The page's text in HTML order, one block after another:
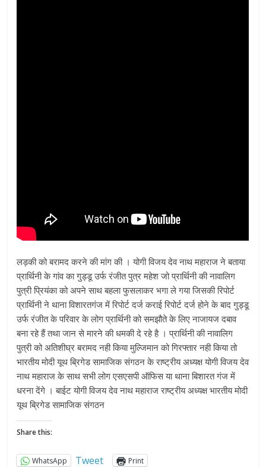
लड़की को बरामद करने की मांग की । योगी विजय देव नाथ महाराज ने बताया
प्रार्थिनी के गांव का गुड्डू उर्फ रंजीत पुत्र महेश जो प्रार्थिनी की नावालिग
पुत्री प्रियंका को अपने साथ बहला फुसलाकर भगा ले गया जिसकी रिपोर्ट
प्रार्थिनी ने थाना विशारतगंज में रिपोर्ट दर्ज कराई रिपोर्ट दर्ज होने के बाद गुड्डू
उर्फ रंजीत के परिवार के लोग प्रार्थिनी को समझौते के लिए नाजायज दबाव
बना रहे हैं तथा जान से मारने की धमकी दे रहे है । प्रार्थिनी की नावालिग
पुत्री को अतिशीघ्र बरामद नही किया मुल्जिमान को गिरफ्तार नही किया तो
भारतीय मोदी यूथ ब्रिगेड सामाजिक संगठन के राष्ट्रीय अध्यक्ष योगी विजय देव
नाथ महाराज के साथ सभी लोग एसएसपी ऑफिस या थाना बिशारत गंज में
धरना देंगे । बाईट योगी विजय देव नाथ महाराज राष्ट्रीय अध्यक्ष भारतीय मोदी
यूथ ब्रिगेड सामाजिक संगठन
Share this:
WhatsApp Tweet Print